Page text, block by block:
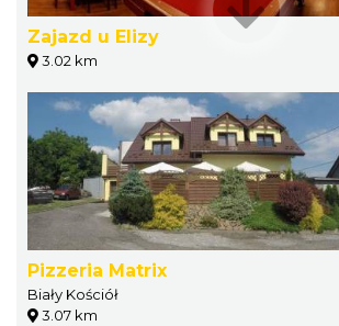
Zajazd u Elizy
3.02 km
Pizzeria Matrix
Biały Kościół
3.07 km